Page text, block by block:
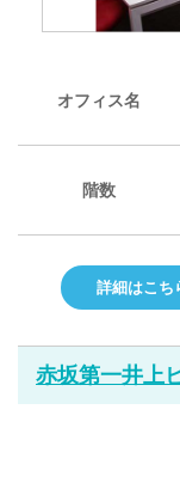
オフィス名
階数
詳細はこち
赤坂第一井上